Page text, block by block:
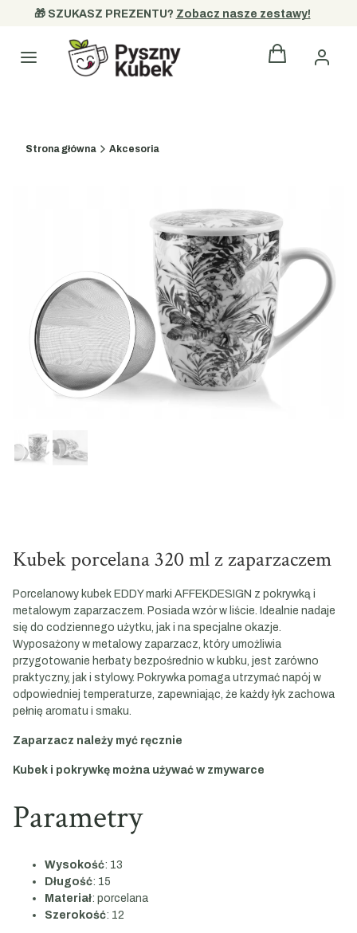
🎁 SZUKASZ PREZENTU? Zobacz nasze zestawy!
Kategorie Produkty w
Strona główna Akcesoria
Kubek porcelana 320 ml z zaparzaczem
Porcelanowy kubek EDDY marki AFFEKDESIGN z pokrywką i
metalowym zaparzaczem. Posiada wzór w liście. Idealnie nadaje
się do codziennego użytku, jak i na specjalne okazje.
Wyposażony w metalowy zaparzacz, który umożliwia
przygotowanie herbaty bezpośrednio w kubku, jest zarówno
praktyczny, jak i stylowy. Pokrywka pomaga utrzymać napój w
odpowiedniej temperaturze, zapewniając, że każdy łyk zachowa
pełnię aromatu i smaku.
Zaparzacz należy myć ręcznie
Kubek i pokrywkę można używać w zmywarce
Parametry
Wysokość: 13
Długość: 15
Materiał: porcelana
Szerokość: 12